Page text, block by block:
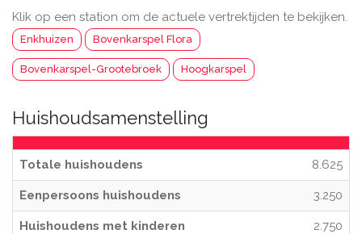
Klik op een station om de actuele vertrektijden te bekijken.
Enkhuizen Bovenkarspel Flora
Bovenkarspel-Grootebroek Hoogkarspel
Huishoudsamenstelling
Totale huishoudens 8.625
Eenpersoons huishoudens 3.250
Huishoudens met kinderen 2.750